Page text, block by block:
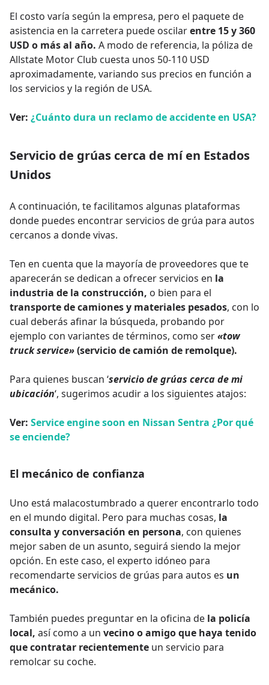
El costo varía según la empresa, pero el paquete de
asistencia en la carretera puede oscilarentre 15 y 360
USD o más al año. A modo de referencia, la póliza de
Allstate Motor Club cuesta unos 50-110 USD
aproximadamente, variando sus precios en función a
los servicios y la región de USA.
Ver: ¿Cuánto dura un reclamo de accidente en USA?
Servicio de grúas cerca de mí en Estados
Unidos
A continuación, te facilitamos algunas plataformas
donde puedes encontrar servicios de grúa para autos
cercanos a donde vivas.
Ten en cuenta que la mayoría de proveedores que te
aparecerán se dedican a ofrecer servicios en la
industria de la construcción, o bien para el
transporte de camiones y materiales pesados, con lo
cual deberás afinar la búsqueda, probando por
ejemplo con variantes de términos, como ser«tow
truck service»(servicio de camión de remolque).
Para quienes buscan ‘servicio de grúas cerca de mi
ubicación‘, sugerimos acudir a los siguientes atajos:
Ver: Service engine soon en Nissan Sentra ¿Por qué
se enciende?
El mecánico de confianza
Uno está malacostumbrado a querer encontrarlo todo
en el mundo digital. Pero para muchas cosas, la
consulta y conversación en persona, con quienes
mejor saben de un asunto, seguirá siendo la mejor
opción. En este caso, el experto idóneo para
recomendarte servicios de grúas para autos es un
mecánico.
También puedes preguntar en la oficina de la policía
local, así como a un vecino o amigo que haya tenido
que contratar recientemente un servicio para
remolcar su coche.